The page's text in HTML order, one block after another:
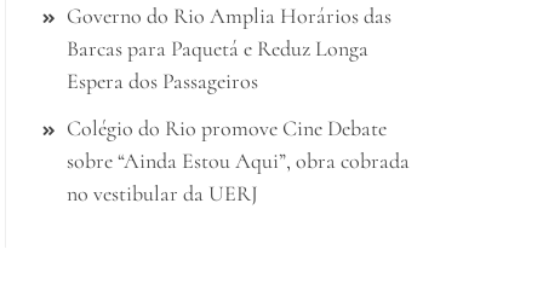
Governo do Rio Amplia Horários das
Barcas para Paquetá e Reduz Longa
Espera dos Passageiros
Colégio do Rio promove Cine Debate
sobre “Ainda Estou Aqui”, obra cobrada
no vestibular da UERJ